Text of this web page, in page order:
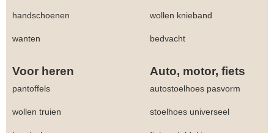
handschoenen wollen knieband
wanten bedvacht
Voor heren Auto, motor, fiets
pantoffels autostoelhoes pasvorm
wollen truien stoelhoes universeel